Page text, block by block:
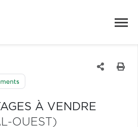
À VENDRE
OUEST)